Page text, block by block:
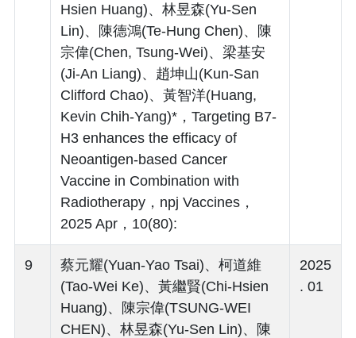
Hsien Huang)、林昱森(Yu-Sen
Lin)、陳德鴻(Te-Hung Chen)、陳
宗偉(Chen, Tsung-Wei)、梁基安
(Ji-An Liang)、趙坤山(Kun-San
Clifford Chao)、黃智洋(Huang,
Kevin Chih-Yang)*，Targeting B7-
H3 enhances the efficacy of
Neoantigen-based Cancer
Vaccine in Combination with
Radiotherapy，npj Vaccines，
2025 Apr，10(80):
9
蔡元耀(Yuan-Yao Tsai)、柯道維
(Tao-Wei Ke)、黃繼賢(Chi-Hsien
Huang)、陳宗偉(TSUNG-WEI
CHEN)、林昱森(Yu-Sen Lin)、陳
2025
. 01